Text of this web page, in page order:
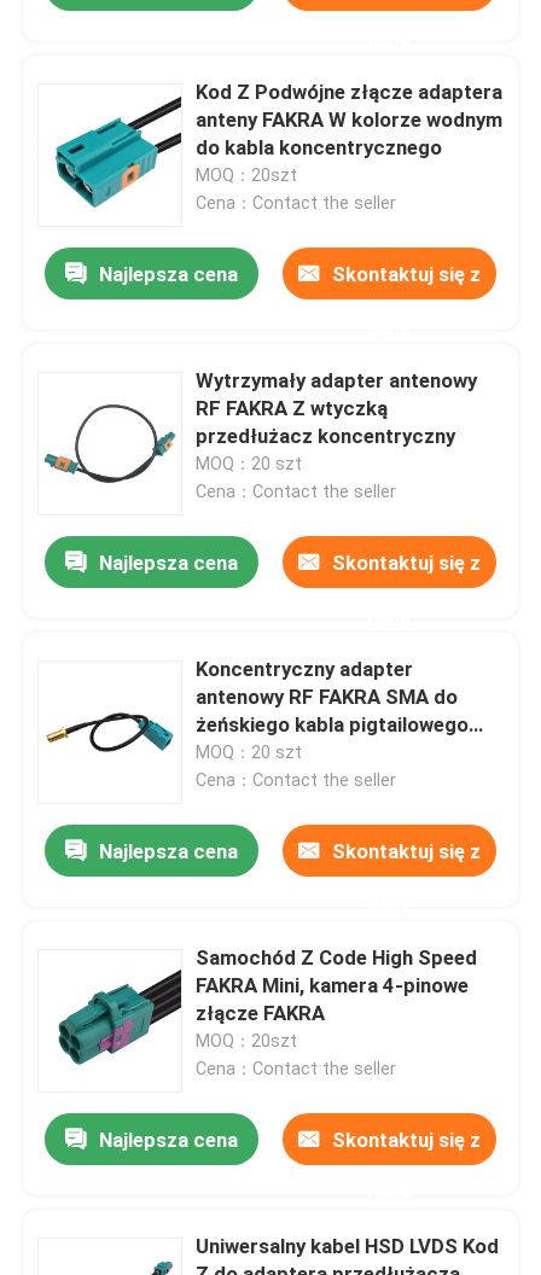
Dom
Filmy
Wycieczka po fabryce
Skontaktuj się z nami
Poprosić o wycenę
Złącze PCB FAKRA
Kod Z Podwójne złącze adaptera
anteny FAKRA W kolorze wodnym
do kabla koncentrycznego
MOQ：20szt
Cena：Contact the seller
Najlepsza cena Skontaktuj się z
Wytrzymały adapter antenowy
RF FAKRA Z wtyczką
przedłużacz koncentryczny
MOQ：20 szt
Cena：Contact the seller
Najlepsza cena Skontaktuj się z
Koncentryczny adapter
antenowy RF FAKRA SMA do
żeńskiego kabla pigtailowego
Fakra Z Code
MOQ：20 szt
Cena：Contact the seller
Najlepsza cena Skontaktuj się z
Samochód Z Code High Speed ​​
FAKRA Mini, kamera 4-pinowe
złącze FAKRA
MOQ：20szt
Cena：Contact the seller
Najlepsza cena Skontaktuj się z
Uniwersalny kabel HSD LVDS Kod